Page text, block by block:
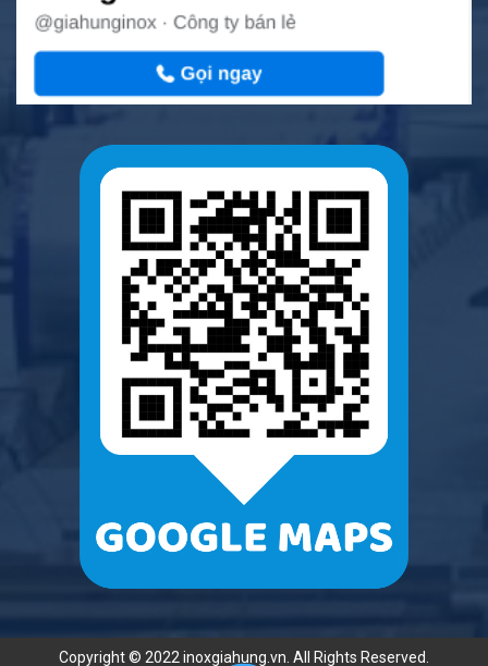
Copyright © 2022 inoxgiahung.vn. All Rights Reserved.